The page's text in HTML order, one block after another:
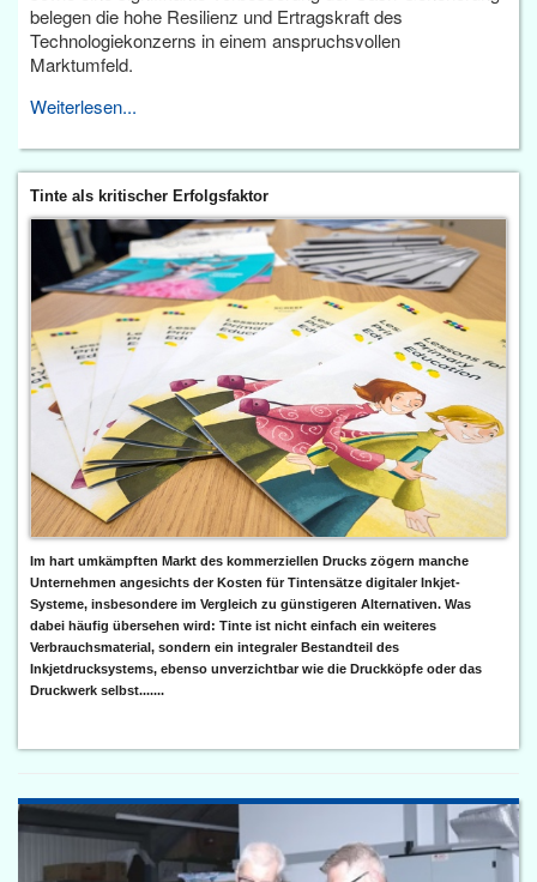
belegen die hohe Resilienz und Ertragskraft des
Technologiekonzerns in einem anspruchsvollen
Marktumfeld.
Weiterlesen...
Tinte als kritischer Erfolgsfaktor
Im hart umkämpften Markt des kommerziellen Drucks zögern manche
Unternehmen angesichts der Kosten für Tintensätze digitaler Inkjet-
Systeme, insbesondere im Vergleich zu günstigeren Alternativen. Was
dabei häufig übersehen wird: Tinte ist nicht einfach ein weiteres
Verbrauchsmaterial, sondern ein integraler Bestandteil des
Inkjetdrucksystems, ebenso unverzichtbar wie die Druckköpfe oder das
Druckwerk selbst.......